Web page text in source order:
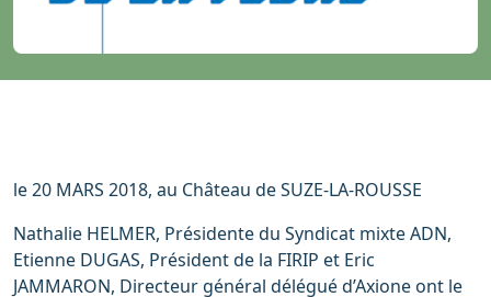
le 20 MARS 2018, au Château de SUZE-LA-ROUSSE
Nathalie HELMER, Présidente du Syndicat mixte ADN,
Etienne DUGAS, Président de la FIRIP et Eric
JAMMARON, Directeur général délégué d’Axione ont le